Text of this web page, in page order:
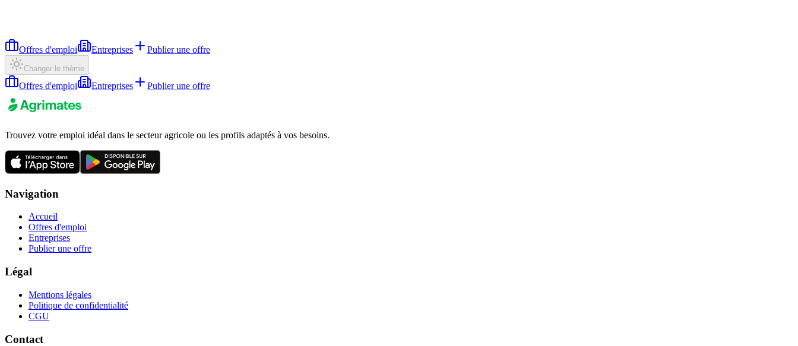
Offres d'emploi Entreprises Publier une offre
Changer le thème
Offres d'emploi Entreprises Publier une offre
Trouvez votre emploi idéal dans le secteur agricole ou les profils adaptés à vos besoins.
Navigation
Accueil
Offres d'emploi
Entreprises
Publier une offre
Légal
Mentions légales
Politique de confidentialité
CGU
Contact